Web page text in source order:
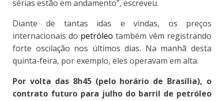
sérias estão em andamento”, escreveu.
Diante de tantas idas e vindas, os preços
internacionais do petróleo também vêm registrando
forte oscilação nos últimos dias. Na manhã desta
quinta-feira, por exemplo, eles operavam em alta.
Por volta das 8h45 (pelo horário de Brasília), o
contrato futuro para julho do barril de petróleo